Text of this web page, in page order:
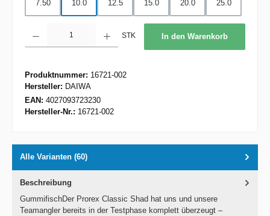
7.50 10.0 12.5 15.0 20.0 25.0
STK In den Warenkorb
Produktnummer: 16721-002
Hersteller: DAIWA
EAN: 4027093723230
Hersteller-Nr.: 16721-002
Alle Varianten (60)
Beschreibung
GummifischDer Prorex Classic Shad hat uns und unsere
Teamangler bereits in der Testphase komplett überzeugt –